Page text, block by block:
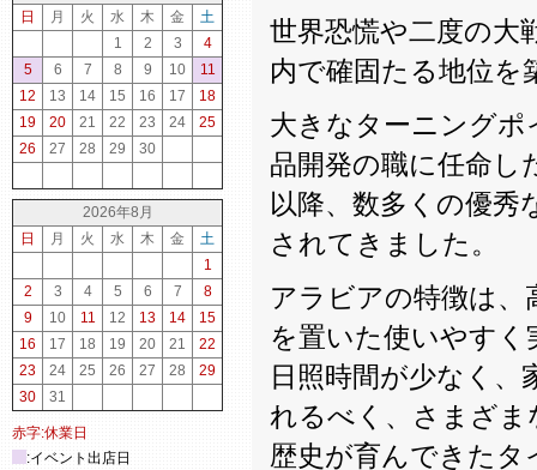
世界恐慌や二度の大
内で確固たる地位を
大きなターニングポ
品開発の職に任命し
以降、数多くの優
されてきました。
アラビアの特徴は、
を置いた使いやす
日照時間が少なく
れるべく、さまざ
歴史が育んできた
日
月 火 水 木 金
土
1
2 3
4
5
6 7 8 9 10
11
12
13 14 15 16 17
18
19
20 21 22 23 24
25
26
27 28 29 30
2026年8月
日
月 火 水 木 金
土
1
2
3 4 5 6 7
8
9
10 11 12 13 14
15
16
17 18 19 20 21
22
23
24 25 26 27 28
29
30
31
赤字:休業日
:イベント出店日